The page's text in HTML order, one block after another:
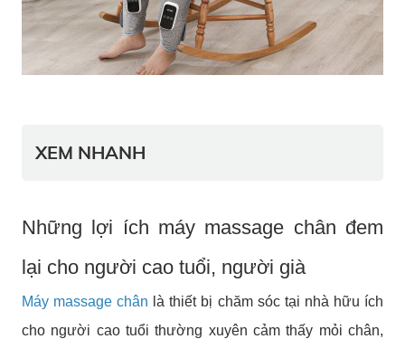
XEM NHANH
Những lợi ích máy massage chân đem
lại cho người cao tuổi, người già
Máy massage chân là thiết bị chăm sóc tại nhà hữu ích
cho người cao tuổi thường xuyên cảm thấy mỏi chân,